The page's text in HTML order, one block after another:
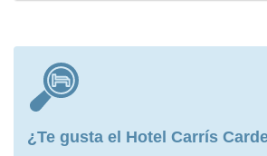
¿Te gusta el Hotel Carrís